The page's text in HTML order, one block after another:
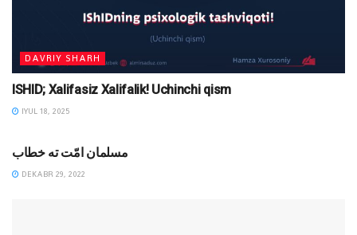
DAVRIY SHARH
ISHID; Xalifasiz Xalifalik! Uchinchi qism
IYUL 18, 2025
مسلمان امّت ته خطاب
DEKABR 29, 2022